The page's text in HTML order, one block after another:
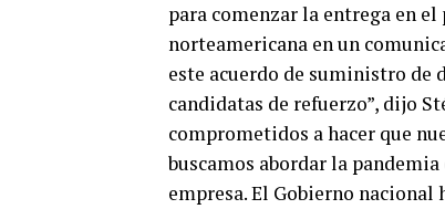
para comenzar la entrega en
norteamericana en un
este acuerdo de suministro de
candidatas de refuerzo”, dijo
comprometidos a hacer que
buscamos abordar la
empresa. El Gobierno